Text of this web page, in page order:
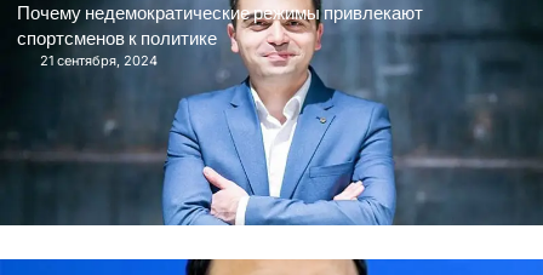
Почему недемократические режимы привлекают
спортсменов к политике
21 сентября, 2024